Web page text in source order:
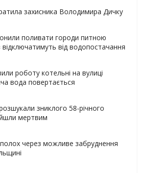
захисника Володимира Дичку
поливати городи питною
від водопостачання
роботу котельні на вулиці
вода повертається
зниклого 58-річного
мертвим
через можливе забруднення